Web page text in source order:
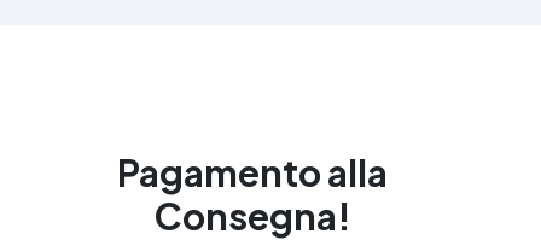
Pagamento alla
Consegna!